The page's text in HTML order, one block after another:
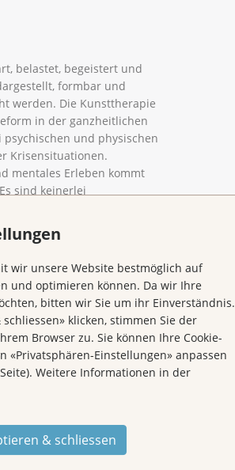
wir unsere Website bestmöglich auf
und optimieren können. Da wir Ihre
bitten wir Sie um ihr Einverständnis.
klicken, stimmen Sie der
Browser zu. Sie können Ihre Cookie-
«Privatsphären-Einstellungen» anpassen
Weitere Informationen in der
& schliessen
belastet, begeistert und
formbar und
werden. Die Kunsttherapie
in der ganzheitlichen
psychischen und physischen
Krisensituationen.
mentales Erleben kommt
sind keinerlei
Begleitung, während
Zofingen